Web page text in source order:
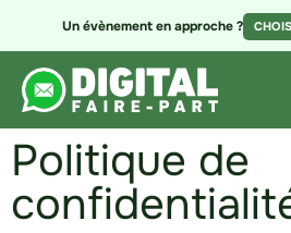
Un évènement en approche ?
Politique de